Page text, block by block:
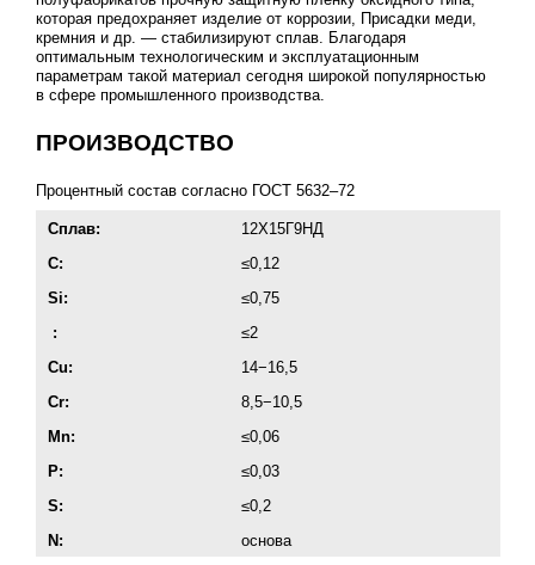
которая предохраняет изделие от коррозии, Присадки меди,
кремния и др. — стабилизируют сплав. Благодаря
оптимальным технологическим и эксплуатационным
параметрам такой материал сегодня широкой популярностью
в сфере промышленного производства.
ПРОИЗВОДСТВО
Процентный состав согласно ГОСТ 5632–72
Сплав:
12Х15Г9НД
C:
≤0,12
Si:
≤0,75
:
≤2
Cu:
14−16,5
Cr:
8,5−10,5
Mn:
≤0,06
P:
≤0,03
S:
≤0,2
N:
основа